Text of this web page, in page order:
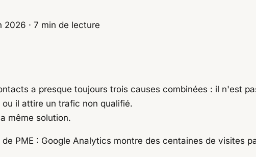
réelles
2026 · 7 min de lecture
a presque toujours trois causes combinées : il n'est
il attire un trafic non qualifié.
même solution.
PME : Google Analytics montre des centaines de visites